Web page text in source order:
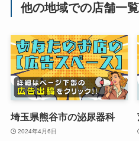
他の地域での店舗一覧
埼玉県熊谷市の泌尿器科
2024年4月6日